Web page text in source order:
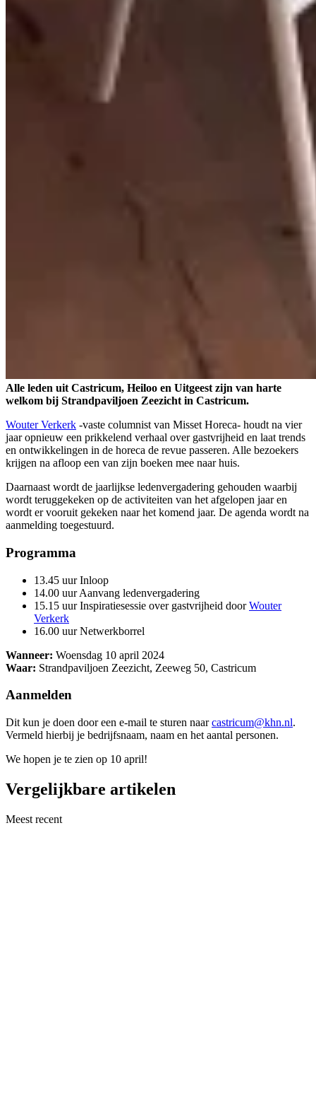
Alle leden uit Castricum, Heiloo en Uitgeest zijn van harte
welkom bij Strandpaviljoen Zeezicht in Castricum.
Wouter Verkerk -vaste columnist van Misset Horeca- houdt na vier
jaar opnieuw een prikkelend verhaal over gastvrijheid en laat trends
en ontwikkelingen in de horeca de revue passeren. Alle bezoekers
krijgen na afloop een van zijn boeken mee naar huis.
Daarnaast wordt de jaarlijkse ledenvergadering gehouden waarbij
wordt teruggekeken op de activiteiten van het afgelopen jaar en
wordt er vooruit gekeken naar het komend jaar. De agenda wordt na
aanmelding toegestuurd.
Programma
13.45 uur Inloop
14.00 uur Aanvang ledenvergadering
15.15 uur Inspiratiesessie over gastvrijheid doorWouter
Verkerk
16.00 uur Netwerkborrel
Wanneer: Woensdag 10 april 2024
Waar: Strandpaviljoen Zeezicht, Zeeweg 50, Castricum
Aanmelden
Dit kun je doen door een e-mail te sturen naarcastricum@khn.nl.
Vermeld hierbij je bedrijfsnaam, naam en het aantal personen.
We hopen je te zien op 10 april!
Vergelijkbare artikelen
Meest recent